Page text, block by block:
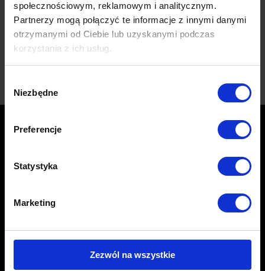
społecznościowym, reklamowym i analitycznym.
Partnerzy mogą połączyć te informacje z innymi danymi
otrzymanymi od Ciebie lub uzyskanymi podczas
korzystania z ich usług.
zgody
Niezbędne
Preferencje
Statystyka
Marketing
Zezwól na wszystkie
okiennych!
Jeśli jesteś gotowy zobaczyć świat w całkiem nowym
świetle, to pokażemy Ci nasze możliwości.
Dowiedz się więcej!
Centrum folii samochodowych
Sonina 493 G, 37-100 Łańcut
+48 534 704 315